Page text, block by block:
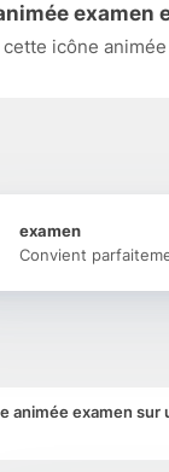
examen
icône
examen
Convient
animée examen sur